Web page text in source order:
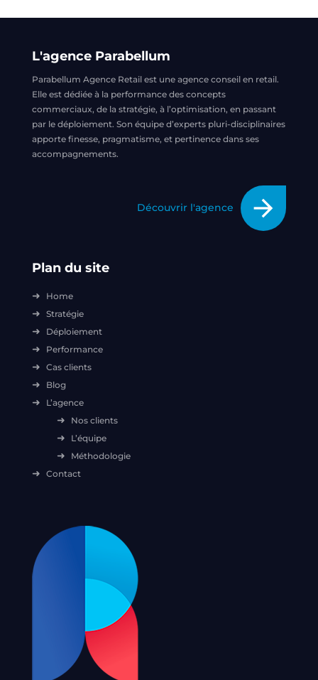
L'agence Parabellum
Parabellum Agence Retail est une agence conseil en retail.
Elle est dédiée à la performance des concepts
commerciaux, de la stratégie, à l’optimisation, en passant
par le déploiement. Son équipe d’experts pluri-disciplinaires
apporte finesse, pragmatisme, et pertinence dans ses
accompagnements.
Découvrir l'agence arrow_forward
Plan du site
Home
Stratégie
Déploiement
Performance
Cas clients
Blog
L’agence
Nos clients
L’équipe
Méthodologie
Contact